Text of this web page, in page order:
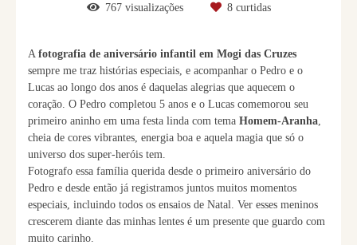
767visualizações 8curtidas
A fotografia de aniversário infantil em Mogi das Cruzes
sempre me traz histórias especiais, e acompanhar o Pedro e o
Lucas ao longo dos anos é daquelas alegrias que aquecem o
coração. O Pedro completou 5 anos e o Lucas comemorou seu
primeiro aninho em uma festa linda com tema Homem-Aranha
cheia de cores vibrantes, energia boa e aquela magia que só o
universo dos super-heróis tem.
Fotografo essa família querida desde o primeiro aniversário do
Pedro e desde então já registramos juntos muitos momentos
especiais, incluindo todos os ensaios de Natal. Ver esses meninos
crescerem diante das minhas lentes é um presente que guardo com
muito carinho.